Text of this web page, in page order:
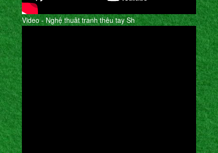
Video - Nghệ thuât tranh thêu tay Sh